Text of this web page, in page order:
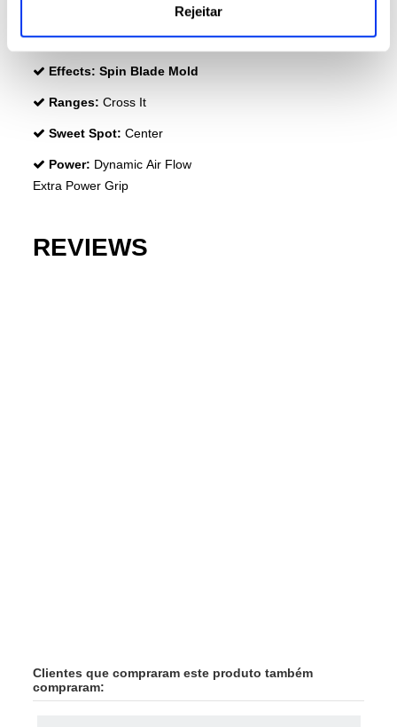
Rejeitar
Extra Power Grip
Durability : Structural Reinforcement
Effects: Spin Blade Mold
Ranges: Cross It
Sweet Spot: Center
Power: Dynamic Air Flow
Extra Power Grip
REVIEWS
Clientes que compraram este produto também
compraram: